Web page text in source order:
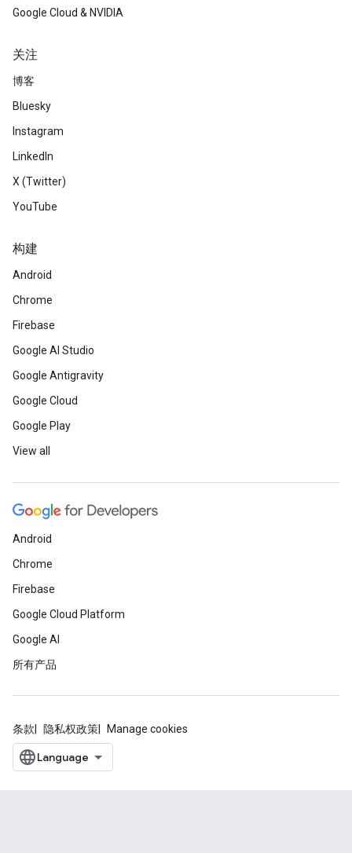
Google Cloud & NVIDIA
关注
博客
Bluesky
Instagram
LinkedIn
X (Twitter)
YouTube
构建
Android
Chrome
Firebase
Google AI Studio
Google Antigravity
Google Cloud
Google Play
View all
Android
Chrome
Firebase
Google Cloud Platform
Google AI
所有产品
条款 隐私权政策 Manage cookies